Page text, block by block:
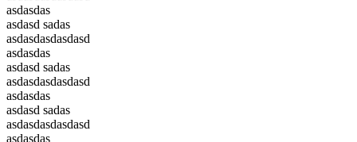
asdasdas
asdasd sadas
asdasdasdasdasd
asdasdas
asdasd sadas
asdasdasdasdasd
asdasdas
asdasd sadas
asdasdasdasdasd
asdasdas